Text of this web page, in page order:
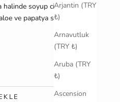
Arjantin (TRY
₺)
Arnavutluk
(TRY ₺)
Aruba (TRY
₺)
Ascension
halinde soyup cilde yeniden
ve papatya sayesinde